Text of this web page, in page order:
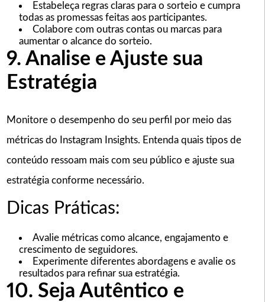
Estabeleça regras claras para o sorteio e cumpra
todas as promessas feitas aos participantes.
Colabore com outras contas ou marcas para
aumentar o alcance do sorteio.
9. Analise e Ajuste sua
Estratégia
Monitore o desempenho do seu perfil por meio das
métricas do Instagram Insights. Entenda quais tipos de
conteúdo ressoam mais com seu público e ajuste sua
estratégia conforme necessário.
Dicas Práticas:
Avalie métricas como alcance, engajamento e
crescimento de seguidores.
Experimente diferentes abordagens e avalie os
resultados para refinar sua estratégia.
10. Seja Autêntico e